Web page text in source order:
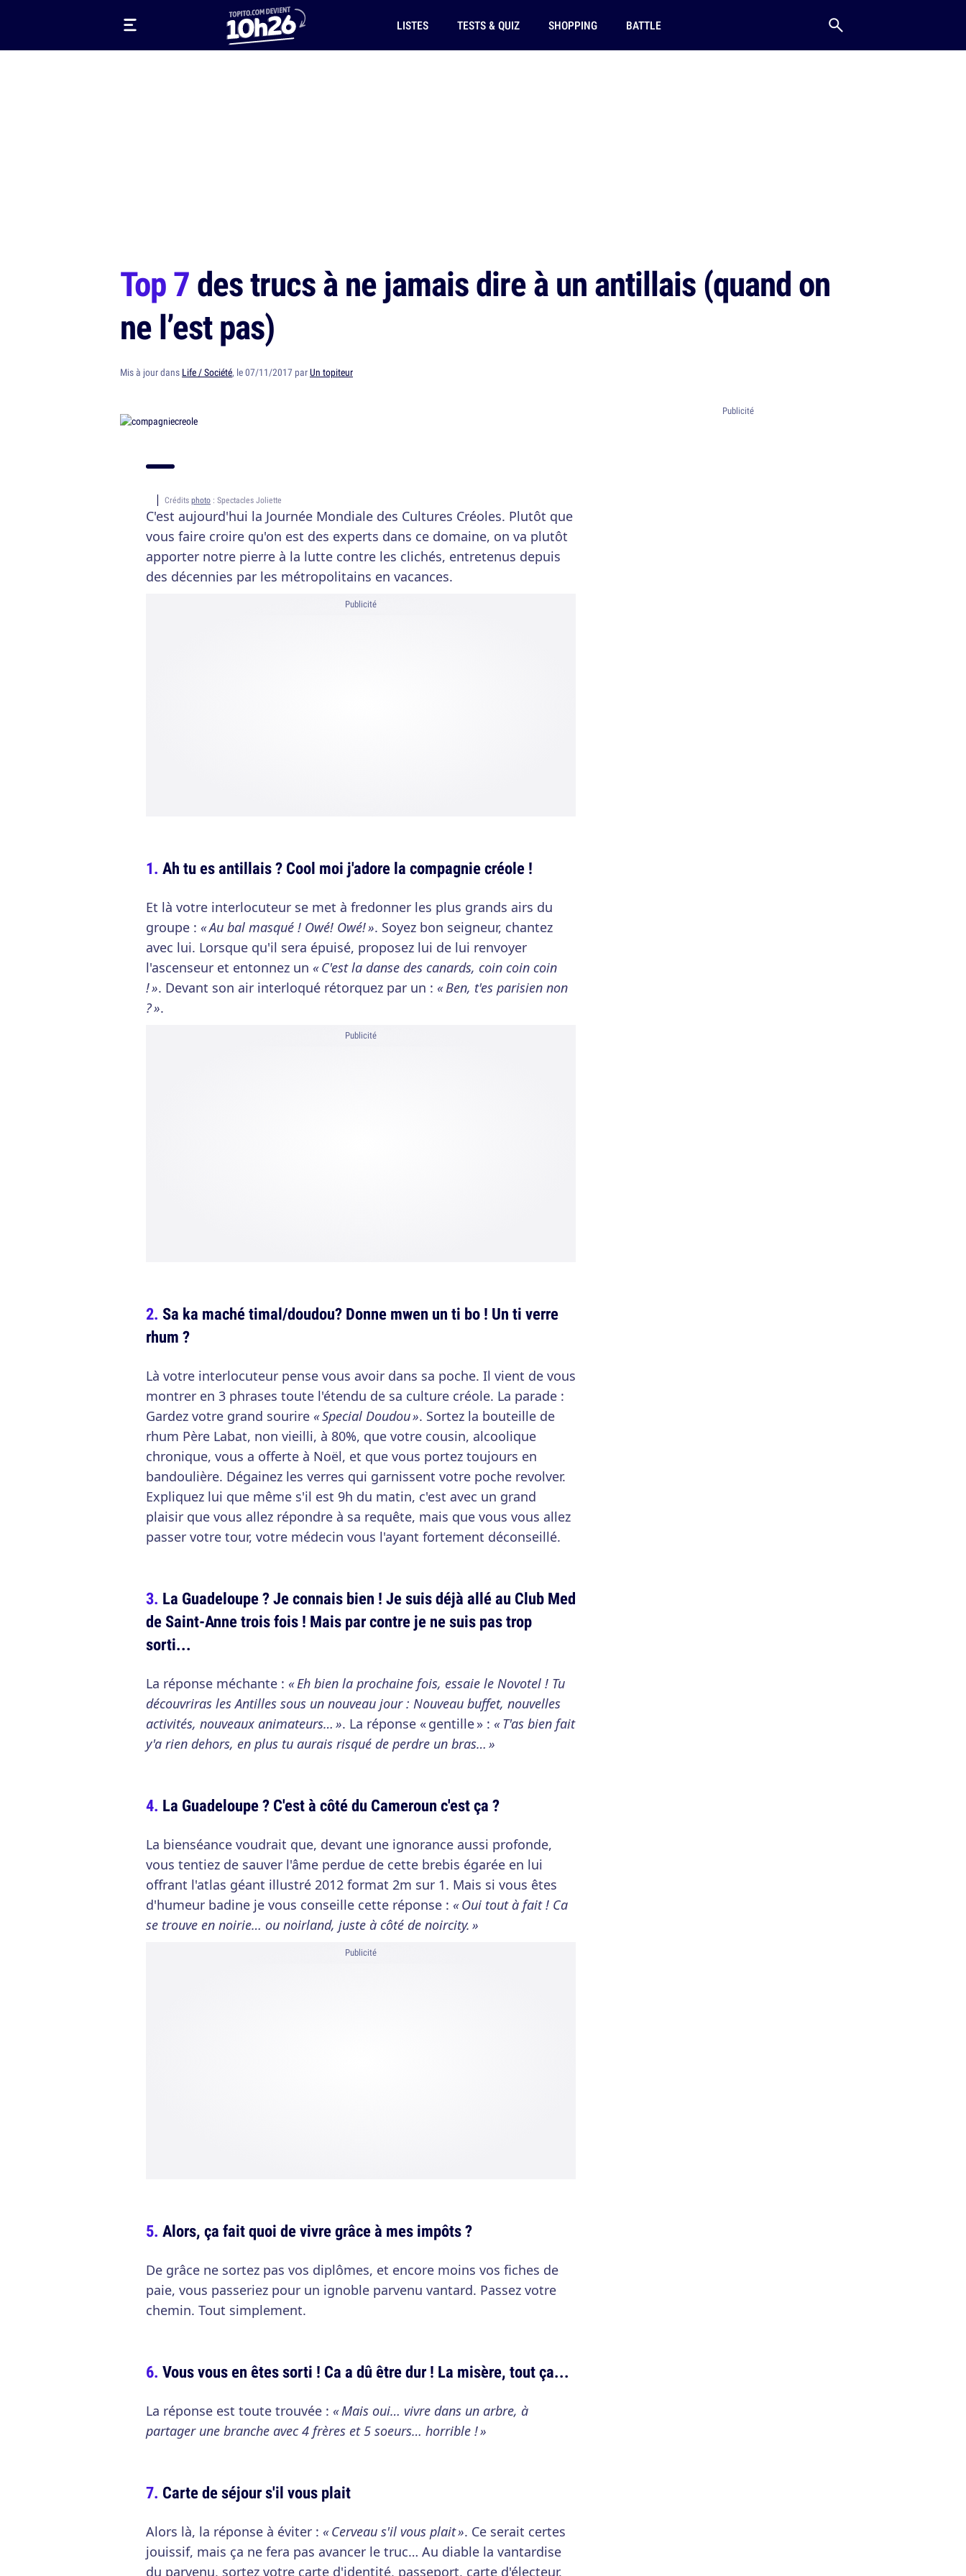
LISTES TESTS & QUIZ SHOPPING BATTLE
Top 7des trucs à ne jamais dire à un antillais (quand on
ne l’est pas)
Mis à jour dans Life / Société, le 07/11/2017 parUn topiteur
Crédits photo : Spectacles Joliette
C'est aujourd'hui la Journée Mondiale des Cultures Créoles. Plutôt que
vous faire croire qu'on est des experts dans ce domaine, on va plutôt
apporter notre pierre à la lutte contre les clichés, entretenus depuis
des décennies par les métropolitains en vacances.
Publicité
Ah tu es antillais ? Cool moi j'adore la compagnie créole !
Et là votre interlocuteur se met à fredonner les plus grands airs du
groupe : « Au bal masqué ! Owé! Owé! ». Soyez bon seigneur, chantez
avec lui. Lorsque qu'il sera épuisé, proposez lui de lui renvoyer
l'ascenseur et entonnez un « C'est la danse des canards, coin coin coin
! ». Devant son air interloqué rétorquez par un : « Ben, t'es parisien non
? ».
Publicité
Sa ka maché timal/doudou? Donne mwen un ti bo ! Un ti verre
rhum ?
Là votre interlocuteur pense vous avoir dans sa poche. Il vient de vous
montrer en 3 phrases toute l'étendu de sa culture créole. La parade :
Gardez votre grand sourire « Special Doudou ». Sortez la bouteille de
rhum Père Labat, non vieilli, à 80%, que votre cousin, alcoolique
chronique, vous a offerte à Noël, et que vous portez toujours en
bandoulière. Dégainez les verres qui garnissent votre poche revolver.
Expliquez lui que même s'il est 9h du matin, c'est avec un grand
plaisir que vous allez répondre à sa requête, mais que vous vous allez
passer votre tour, votre médecin vous l'ayant fortement déconseillé.
La Guadeloupe ? Je connais bien ! Je suis déjà allé au Club Med
de Saint-Anne trois fois ! Mais par contre je ne suis pas trop
sorti...
La réponse méchante : « Eh bien la prochaine fois, essaie le Novotel ! Tu
découvriras les Antilles sous un nouveau jour : Nouveau buffet, nouvelles
activités, nouveaux animateurs… ». La réponse « gentille » : « T'as bien fait
y'a rien dehors, en plus tu aurais risqué de perdre un bras… »
La Guadeloupe ? C'est à côté du Cameroun c'est ça ?
La bienséance voudrait que, devant une ignorance aussi profonde,
vous tentiez de sauver l'âme perdue de cette brebis égarée en lui
offrant l'atlas géant illustré 2012 format 2m sur 1. Mais si vous êtes
d'humeur badine je vous conseille cette réponse : « Oui tout à fait ! Ca
se trouve en noirie… ou noirland, juste à côté de noircity. »
Publicité
Alors, ça fait quoi de vivre grâce à mes impôts ?
De grâce ne sortez pas vos diplômes, et encore moins vos fiches de
paie, vous passeriez pour un ignoble parvenu vantard. Passez votre
chemin. Tout simplement.
Vous vous en êtes sorti ! Ca a dû être dur ! La misère, tout ça...
La réponse est toute trouvée : « Mais oui… vivre dans un arbre, à
partager une branche avec 4 frères et 5 soeurs… horrible ! »
Carte de séjour s'il vous plait
Alors là, la réponse à éviter : « Cerveau s'il vous plait ». Ce serait certes
jouissif, mais ça ne fera pas avancer le truc… Au diable la vantardise
du parvenu, sortez votre carte d'identité, passeport, carte d'électeur,